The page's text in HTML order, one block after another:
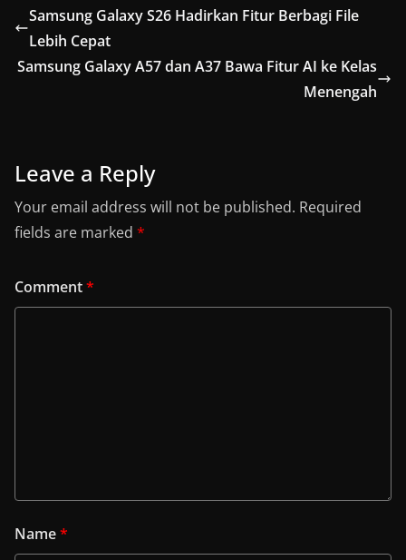
Samsung Galaxy S26 Hadirkan Fitur Berbagi File
Lebih Cepat
Samsung Galaxy A57 dan A37 Bawa Fitur AI ke Kelas
Menengah
Leave a Reply
Your email address will not be published. Required
fields are marked *
Comment*
Name*